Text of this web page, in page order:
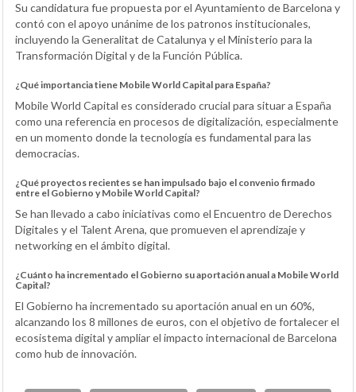
Su candidatura fue propuesta por el Ayuntamiento de Barcelona y
contó con el apoyo unánime de los patronos institucionales,
incluyendo la Generalitat de Catalunya y el Ministerio para la
Transformación Digital y de la Función Pública.
¿Qué importancia tiene Mobile World Capital para España?
Mobile World Capital es considerado crucial para situar a España
como una referencia en procesos de digitalización, especialmente
en un momento donde la tecnología es fundamental para las
democracias.
¿Qué proyectos recientes se han impulsado bajo el convenio firmado
entre el Gobierno y Mobile World Capital?
Se han llevado a cabo iniciativas como el Encuentro de Derechos
Digitales y el Talent Arena, que promueven el aprendizaje y
networking en el ámbito digital.
¿Cuánto ha incrementado el Gobierno su aportación anual a Mobile World
Capital?
El Gobierno ha incrementado su aportación anual en un 60%,
alcanzando los 8 millones de euros, con el objetivo de fortalecer el
ecosistema digital y ampliar el impacto internacional de Barcelona
como hub de innovación.